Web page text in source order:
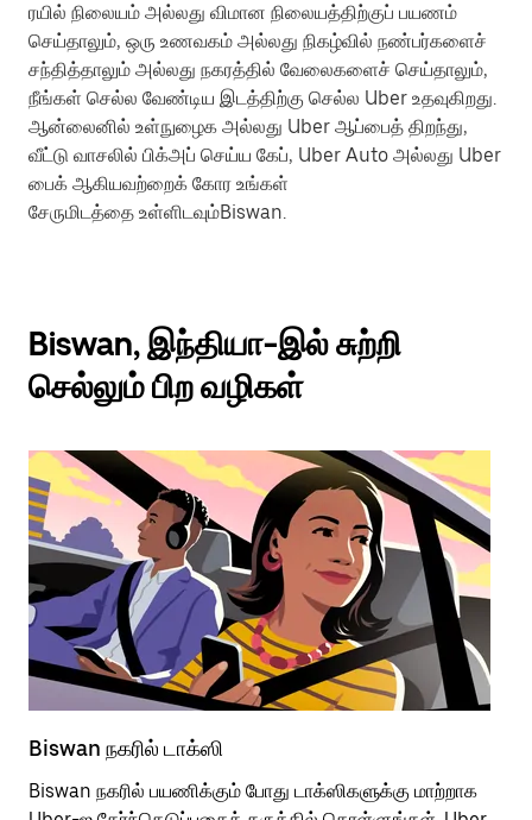
ரயில் நிலையம் அல்லது விமான நிலையத்திற்குப் பயணம்
செய்தாலும், ஒரு உணவகம் அல்லது நிகழ்வில் நண்பர்களைச்
சந்தித்தாலும் அல்லது நகரத்தில் வேலைகளைச் செய்தாலும்,
நீங்கள் செல்ல வேண்டிய இடத்திற்கு செல்ல Uber உதவுகிறது.
ஆன்லைனில் உள்நுழைக அல்லது Uber ஆப்பைத் திறந்து,
வீட்டு வாசலில் பிக்அப் செய்ய கேப், Uber Auto அல்லது Uber
பைக் ஆகியவற்றைக் கோர உங்கள்
சேருமிடத்தை உள்ளிடவும்Biswan.
Biswan, இந்தியா-இல் சுற்றி
செல்லும் பிற வழிகள்
Biswan நகரில் டாக்ஸி
Biswan நகரில் பயணிக்கும் போது டாக்ஸிகளுக்கு மாற்றாக